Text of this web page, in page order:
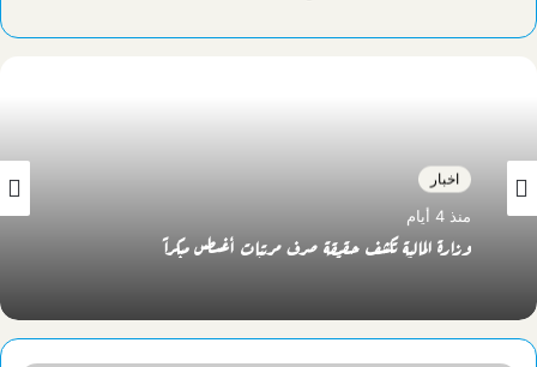
اخبار
منذ 4 أيام
وزارة المالية تكشف حقيقة صرف مرتبات أغسطس مبكراً